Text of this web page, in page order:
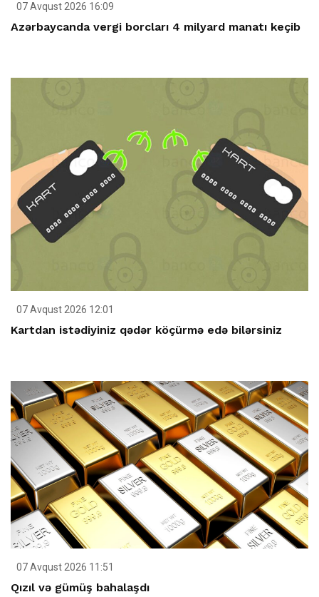
07 Avqust 2026 16:09
Azərbaycanda vergi borcları 4 milyard manatı keçib
07 Avqust 2026 12:01
Kartdan istədiyiniz qədər köçürmə edə bilərsiniz
07 Avqust 2026 11:51
Qızıl və gümüş bahalaşdı